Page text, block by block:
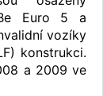
Euro 5 a
vozíky
konstrukci.
a 2009 ve